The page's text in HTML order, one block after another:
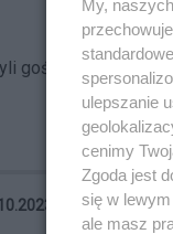
gośćmi Radia
15:06
My,
ulepszanie
cenimy
Zgoda jest
się w
ale masz